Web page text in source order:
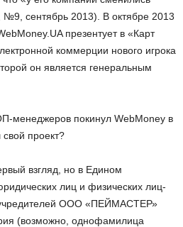
сентябрь 2013). В октябре 2013
презентует в «Карт
коммерции нового игрока
он является генеральным
менеджеров покинул WebMoney в
проект?
взгляд, но в Едином
лиц и физических лиц-
ООО «ПЕЙМАСТЕР»
(возможно, однофамилица